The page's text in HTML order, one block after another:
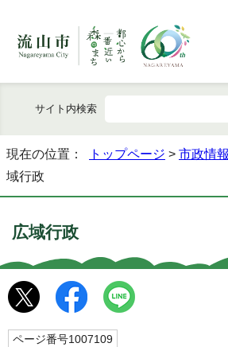
サイト内検索
現在の位置： トップページ > 市政情報
域行政
広域行政
ページ番号1007109